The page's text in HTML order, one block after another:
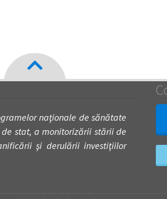
naţionale de sănătate
stat, a monitorizării stării de
şi derulării investiţiilor